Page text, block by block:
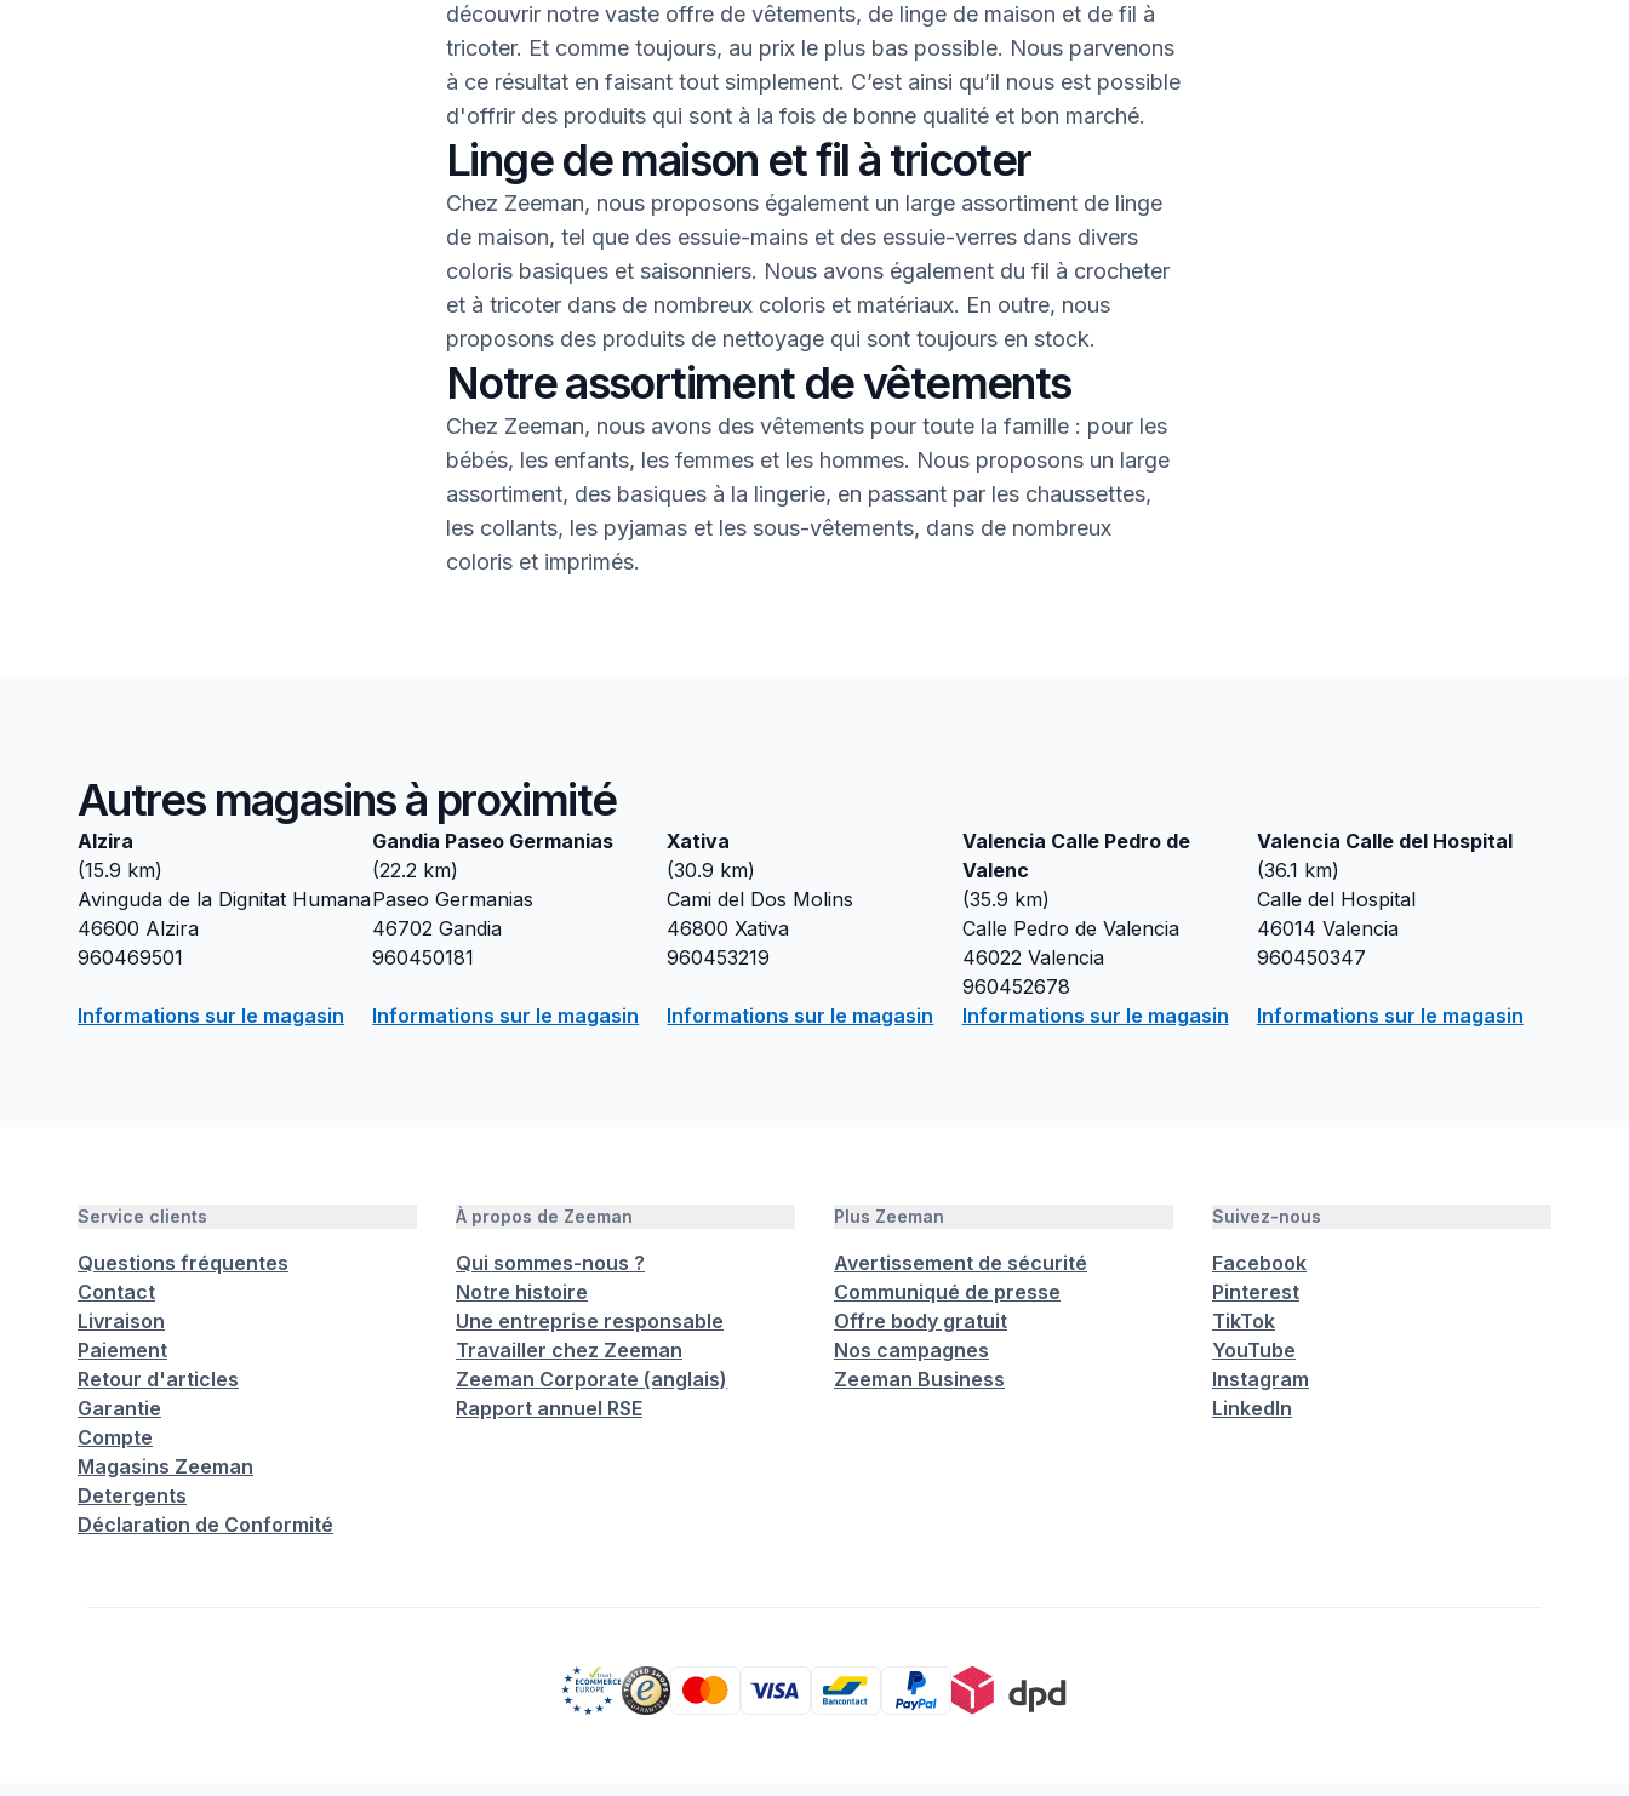
découvrir notre vaste offre de vêtements, de linge de maison et de fil à
tricoter. Et comme toujours, au prix le plus bas possible. Nous parvenons
à ce résultat en faisant tout simplement. C’est ainsi qu’il nous est possible
d'offrir des produits qui sont à la fois de bonne qualité et bon marché.
Linge de maison et fil à tricoter
Chez Zeeman, nous proposons également un large assortiment de linge
de maison, tel que des essuie-mains et des essuie-verres dans divers
coloris basiques et saisonniers. Nous avons également du fil à crocheter
et à tricoter dans de nombreux coloris et matériaux. En outre, nous
proposons des produits de nettoyage qui sont toujours en stock.
Notre assortiment de vêtements
Chez Zeeman, nous avons des vêtements pour toute la famille : pour les
bébés, les enfants, les femmes et les hommes. Nous proposons un large
assortiment, des basiques à la lingerie, en passant par les chaussettes,
les collants, les pyjamas et les sous-vêtements, dans de nombreux
coloris et imprimés.
Autres magasins à proximité
Alzira
(15.9 km)
Avinguda de la Dignitat Humana
46600 Alzira
960469501
Informations sur le magasin
Gandia Paseo Germanias
(22.2 km)
Paseo Germanias
46702 Gandia
960450181
Informations sur le magasin
Xativa
(30.9 km)
Cami del Dos Molins
46800 Xativa
960453219
Informations sur le magasin
Valencia Calle Pedro de
Valenc
(35.9 km)
Calle Pedro de Valencia
46022 Valencia
960452678
Informations sur le magasin
Valencia Calle del Hospital
(36.1 km)
Calle del Hospital
46014 Valencia
960450347
Informations sur le magasin
Service clients
Questions fréquentes
Contact
Livraison
Paiement
Retour d'articles
Garantie
Compte
Magasins Zeeman
Detergents
Déclaration de Conformité
À propos de Zeeman
Qui sommes-nous ?
Notre histoire
Une entreprise responsable
Travailler chez Zeeman
Zeeman Corporate (anglais)
Rapport annuel RSE
Plus Zeeman
Avertissement de sécurité
Communiqué de presse
Offre body gratuit
Nos campagnes
Zeeman Business
Suivez-nous
Facebook
Pinterest
TikTok
YouTube
Instagram
LinkedIn